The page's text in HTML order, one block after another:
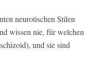
neurotischen Stilen
wissen nie, für welchen
und sie sind